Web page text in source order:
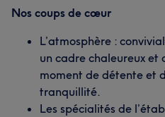
Nos coups de cœur
L’atmosphère :
un cadre chaleureux et
moment de détente et
tranquillité.
Les spécialités de